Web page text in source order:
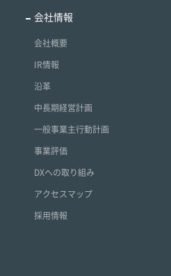
会社情報
会社概要
IR情報
沿革
中長期経営計画
一般事業主行動計画
事業評価
DXへの取り組み
アクセスマップ
採用情報